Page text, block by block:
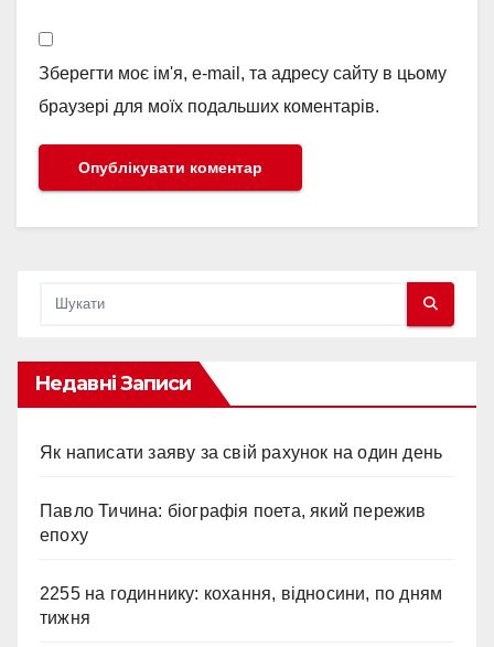
Зберегти моє ім'я, e-mail, та адресу сайту в цьому
браузері для моїх подальших коментарів.
Недавні Записи
Як написати заяву за свій рахунок на один день
Павло Тичина: біографія поета, який пережив
епоху
2255 на годиннику: кохання, відносини, по дням
тижня